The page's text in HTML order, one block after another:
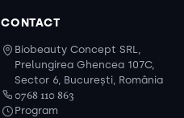
CONTACT
Biobeauty Concept SRL,
Prelungirea Ghencea 107C,
Sector 6, București, România
0768 110 863
Program